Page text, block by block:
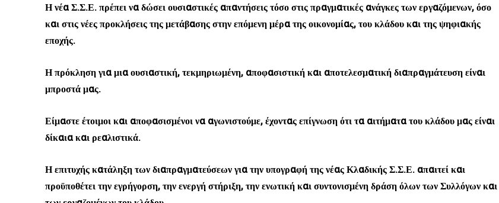
Η νέα Σ.Σ.Ε. πρέπει να δώσει ουσιαστικές απαντήσεις τόσο στις πραγματικές ανάγκες των εργαζόμενων, όσο
και στις νέες προκλήσεις της μετάβασης στην επόμενη μέρα της οικονομίας, του κλάδου και της ψηφιακής
εποχής.
Η πρόκληση για μια ουσιαστική, τεκμηριωμένη, αποφασιστική και αποτελεσματική διαπραγμάτευση είναι
μπροστά μας.
Είμαστε έτοιμοι και αποφασισμένοι να αγωνιστούμε, έχοντας επίγνωση ότι τα αιτήματα του κλάδου μας είναι
δίκαια και ρεαλιστικά.
Η επιτυχής κατάληξη των διαπραγματεύσεων για την υπογραφή της νέας Κλαδικής Σ.Σ.Ε. απαιτεί και
προϋποθέτει την εγρήγορση, την ενεργή στήριξη, την ενωτική και συντονισμένη δράση όλων των Συλλόγων και